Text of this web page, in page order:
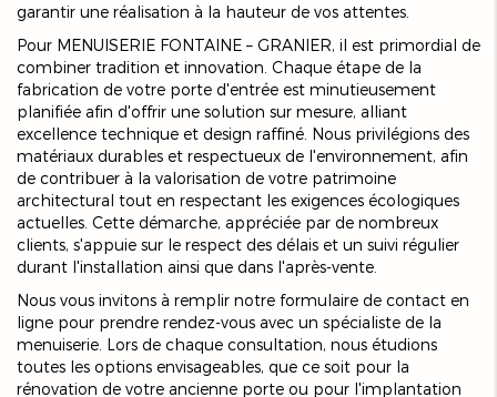
garantir une réalisation à la hauteur de vos attentes.
Pour MENUISERIE FONTAINE – GRANIER, il est primordial de
combiner tradition et innovation. Chaque étape de la
fabrication de votre porte d'entrée est minutieusement
planifiée afin d'offrir une solution sur mesure, alliant
excellence technique et design raffiné. Nous privilégions des
matériaux durables et respectueux de l'environnement, afin
de contribuer à la valorisation de votre patrimoine
architectural tout en respectant les exigences écologiques
actuelles. Cette démarche, appréciée par de nombreux
clients, s'appuie sur le respect des délais et un suivi régulier
durant l'installation ainsi que dans l'après-vente.
Nous vous invitons à remplir notre formulaire de contact en
ligne pour prendre rendez-vous avec un spécialiste de la
menuiserie. Lors de chaque consultation, nous étudions
toutes les options envisageables, que ce soit pour la
rénovation de votre ancienne porte ou pour l'implantation